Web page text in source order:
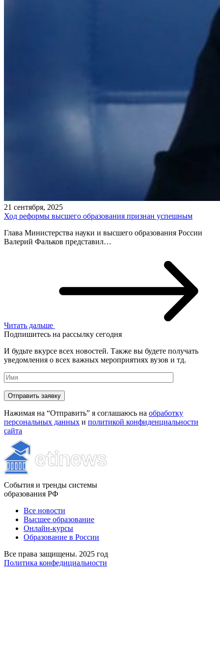
21 сентября, 2025
Ход реформы высшего образования признан успешным
Глава Министерства науки и высшего образования России
Валерий Фальков представил…
Читать дальше
Подпишитесь на рассылку сегодня
И будьте вкурсе всех новостей. Также вы будете получать
уведомления о всех важных мероприятиях вузов и тд.
Нажимая на “Отправить” я соглашаюсь на обработку
персональных данных и политикой конфиденциальности
сайта
События и тренды системы
образования РФ
Все новости
Высшее образование
Онлайн-курсы
Образование в России
Все права защищены. 2025 год
Политика конфедициальности